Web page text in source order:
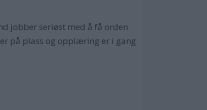
jobber seriøst med å få orden
på plass og opplæring er i gang